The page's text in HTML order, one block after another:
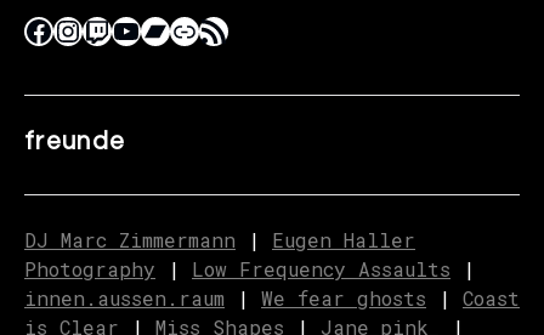
freunde
DJ Marc Zimmermann | Eugen Haller
Photography | Low Frequency Assaults |
innen.aussen.raum | We fear ghosts | Coast
is Clear | Miss Shapes | Jane_pink_ |